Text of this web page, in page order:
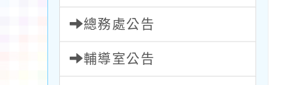
總務處公告
輔導室公告